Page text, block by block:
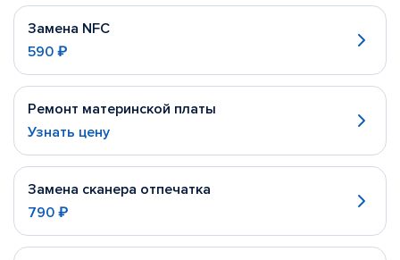
Замена NFC
590 ₽
Ремонт материнской платы
Узнать цену
Замена сканера отпечатка
790 ₽